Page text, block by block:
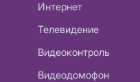
Интернет
Телевидение
Видеоконтроль
Видеодомофон